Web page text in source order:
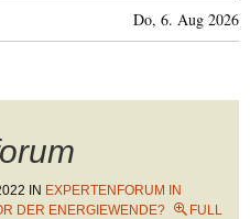
Do, 6. Aug 2026
IN EXPERTENFORUM IN
DER ENERGIEWENDE?
FULL